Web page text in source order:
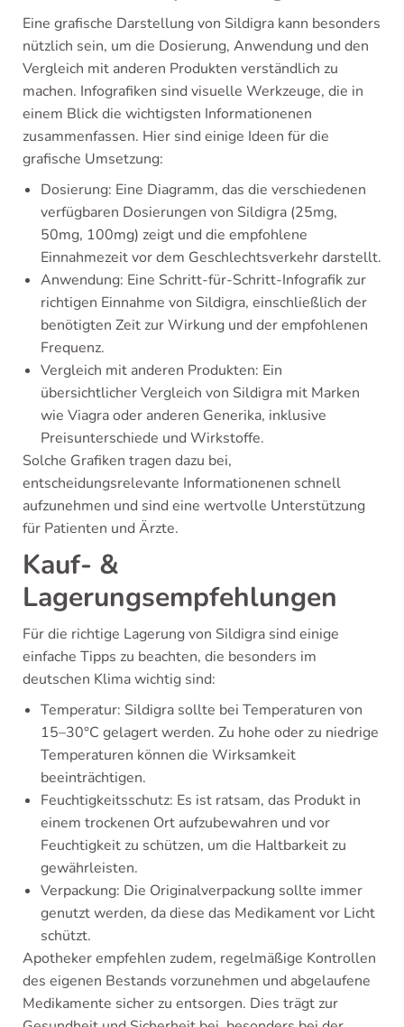
Eine grafische Darstellung von Sildigra kann besonders
nützlich sein, um die Dosierung, Anwendung und den
Vergleich mit anderen Produkten verständlich zu
machen. Infografiken sind visuelle Werkzeuge, die in
einem Blick die wichtigsten Informationenen
zusammenfassen. Hier sind einige Ideen für die
grafische Umsetzung:
Dosierung: Eine Diagramm, das die verschiedenen
verfügbaren Dosierungen von Sildigra (25mg,
50mg, 100mg) zeigt und die empfohlene
Einnahmezeit vor dem Geschlechtsverkehr darstellt.
Anwendung: Eine Schritt-für-Schritt-Infografik zur
richtigen Einnahme von Sildigra, einschließlich der
benötigten Zeit zur Wirkung und der empfohlenen
Frequenz.
Vergleich mit anderen Produkten: Ein
übersichtlicher Vergleich von Sildigra mit Marken
wie Viagra oder anderen Generika, inklusive
Preisunterschiede und Wirkstoffe.
Solche Grafiken tragen dazu bei,
entscheidungsrelevante Informationenen schnell
aufzunehmen und sind eine wertvolle Unterstützung
für Patienten und Ärzte.
Kauf- &
Lagerungsempfehlungen
Für die richtige Lagerung von Sildigra sind einige
einfache Tipps zu beachten, die besonders im
deutschen Klima wichtig sind:
Temperatur: Sildigra sollte bei Temperaturen von
15–30°C gelagert werden. Zu hohe oder zu niedrige
Temperaturen können die Wirksamkeit
beeinträchtigen.
Feuchtigkeitsschutz: Es ist ratsam, das Produkt in
einem trockenen Ort aufzubewahren und vor
Feuchtigkeit zu schützen, um die Haltbarkeit zu
gewährleisten.
Verpackung: Die Originalverpackung sollte immer
genutzt werden, da diese das Medikament vor Licht
schützt.
Apotheker empfehlen zudem, regelmäßige Kontrollen
des eigenen Bestands vorzunehmen und abgelaufene
Medikamente sicher zu entsorgen. Dies trägt zur